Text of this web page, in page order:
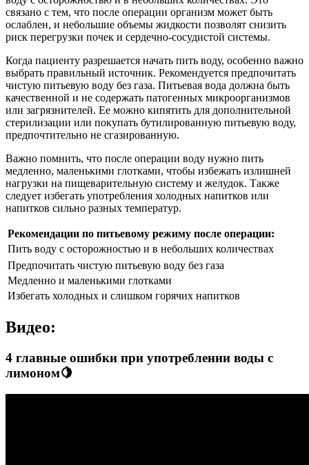
связано с тем, что после операции организм может быть
ослаблен, и небольшие объемы жидкости позволят снизить
риск перегрузки почек и сердечно-сосудистой системы.
Когда пациенту разрешается начать пить воду, особенно важно
выбрать правильный источник. Рекомендуется предпочитать
чистую питьевую воду без газа. Питьевая вода должна быть
качественной и не содержать патогенных микроорганизмов
или загрязнителей. Ее можно кипятить для дополнительной
стерилизации или покупать бутилированную питьевую воду,
предпочтительно не сгазированную.
Важно помнить, что после операции воду нужно пить
медленно, маленькими глотками, чтобы избежать излишней
нагрузки на пищеварительную систему и желудок. Также
следует избегать употребления холодных напитков или
напитков сильно разных температур.
Рекомендации по питьевому режиму после операции:
Пить воду с осторожностью и в небольших количествах
Предпочитать чистую питьевую воду без газа
Медленно и маленькими глотками
Избегать холодных и слишком горячих напитков
Видео:
4 главные ошибки при употреблении воды с
лимоном🍋